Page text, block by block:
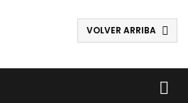
VOLVER ARRIBA 
